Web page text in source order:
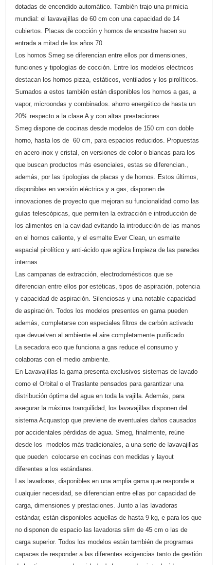
dotadas de encendido automático. También trajo una primicia
mundial: el lavavajillas de 60 cm con una capacidad de 14
cubiertos. Placas de cocción y hornos de encastre hacen su
entrada a mitad de los años 70
Los hornos Smeg se diferencian entre ellos por dimensiones,
funciones y tipologías de cocción. Entre los modelos eléctricos
destacan los hornos pizza, estáticos, ventilados y los pirolíticos.
Sumados a estos también están disponibles los hornos a gas, a
vapor, microondas y combinados. ahorro energético de hasta un
20% respecto a la clase A y con altas prestaciones.
Smeg dispone de cocinas desde modelos de 150 cm con doble
horno, hasta los de 60 cm, para espacios reducidos. Propuestas
en acero inox y cristal, en versiones de color o blancas para los
que buscan productos más esenciales, estas se diferencian.,
además, por las tipologías de placas y de hornos. Estos últimos,
disponibles en versión eléctrica y a gas, disponen de
innovaciones de proyecto que mejoran su funcionalidad como las
guías telescópicas, que permiten la extracción e introducción de
los alimentos en la cavidad evitando la introducción de las manos
en el hornos caliente, y el esmalte Ever Clean, un esmalte
espacial pirolítico y anti-ácido que agiliza limpieza de las paredes
internas.
Las campanas de extracción, electrodomésticos que se
diferencian entre ellos por estéticas, tipos de aspiración, potencia
y capacidad de aspiración. Silenciosas y una notable capacidad
de aspiración. Todos los modelos presentes en gama pueden
además, completarse con especiales filtros de carbón activado
que devuelven al ambiente el aire completamente purificado.
La secadora eco que funciona a gas reduce el consumo y
colaboras con el medio ambiente.
En Lavavajillas la gama presenta exclusivos sistemas de lavado
como el Orbital o el Traslante pensados para garantizar una
distribución óptima del agua en toda la vajilla. Además, para
asegurar la máxima tranquilidad, los lavavajillas disponen del
sistema Acquastop que previene de eventuales daños causados
por accidentales pérdidas de agua. Smeg, finalmente, reúne
desde los modelos más tradicionales, a una serie de lavavajillas
que pueden colocarse en cocinas con medidas y layout
diferentes a los estándares.
Las lavadoras, disponibles en una amplia gama que responde a
cualquier necesidad, se diferencian entre ellas por capacidad de
carga, dimensiones y prestaciones. Junto a las lavadoras
estándar, están disponibles aquellas de hasta 9 kg, e para los que
no disponen de espacio las lavadoras slim de 45 cm o las de
carga superior. Todos los modelos están también de programas
capaces de responder a las diferentes exigencias tanto de gestión